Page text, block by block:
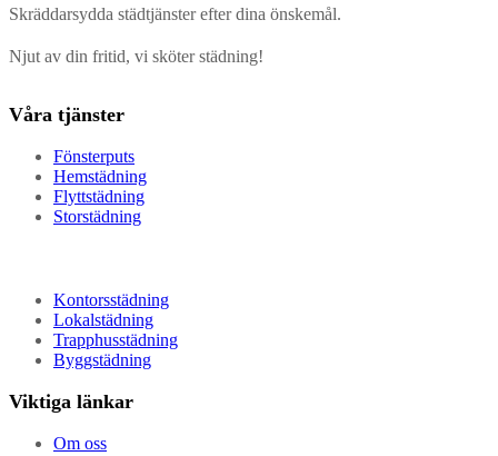
Skräddarsydda städtjänster efter dina önskemål.
Njut av din fritid, vi sköter städning!
Våra tjänster
Fönsterputs
Hemstädning
Flyttstädning
Storstädning
Kontorsstädning
Lokalstädning
Trapphusstädning
Byggstädning
Viktiga länkar
Om oss